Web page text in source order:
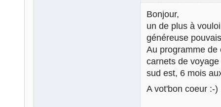
Bonjour,
un de plus à
généreuse
Au programme de
carnets de
sud est, 6 mois
A vot'bon coeur :-